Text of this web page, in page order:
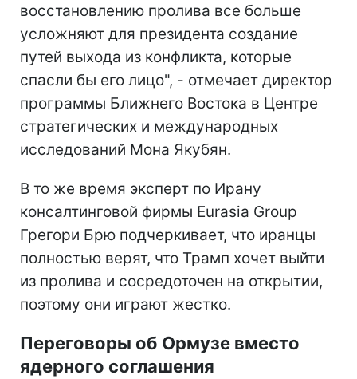
восстановлению пролива все больше
усложняют для президента создание
путей выхода из конфликта, которые
спасли бы его лицо", - отмечает директор
программы Ближнего Востока в Центре
стратегических и международных
исследований Мона Якубян.
В то же время эксперт по Ирану
консалтинговой фирмы Eurasia Group
Грегори Брю подчеркивает, что иранцы
полностью верят, что Трамп хочет выйти
из пролива и сосредоточен на открытии,
поэтому они играют жестко.
Переговоры об Ормузе вместо
ядерного соглашения